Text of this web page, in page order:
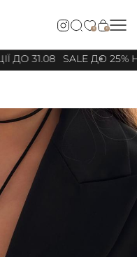
0 0
ДО 31.08 SALE ДО 25%